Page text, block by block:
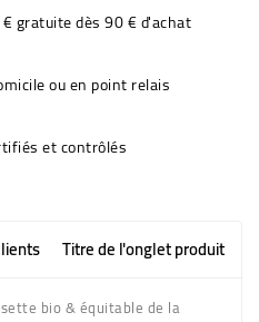
gratuite dès 90 € d'achat
ou en point relais
et contrôlés
Titre de l'onglet produit
bio & équitable de la